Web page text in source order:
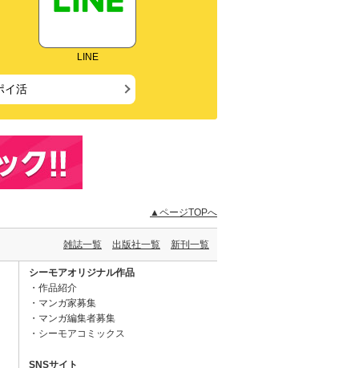
LINE
イ活
▲ページTOPへ
雑誌一覧 出版社一覧 新刊一覧
シーモアオリジナル作品
作品紹介
マンガ家募集
マンガ編集者募集
シーモアコミックス
SNSサイト